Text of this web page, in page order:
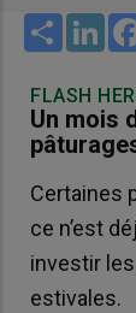
Share
FLASH
Un mois
Certaines
ce n’est
investir
estivales.